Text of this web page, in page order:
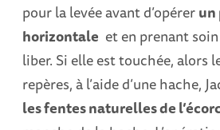
pour la levée avant d’opérerun
horizontale et en prenant
liber. Si elle est touchée, alors
repères, à l’aide d’une hache,
les fentes naturelles de